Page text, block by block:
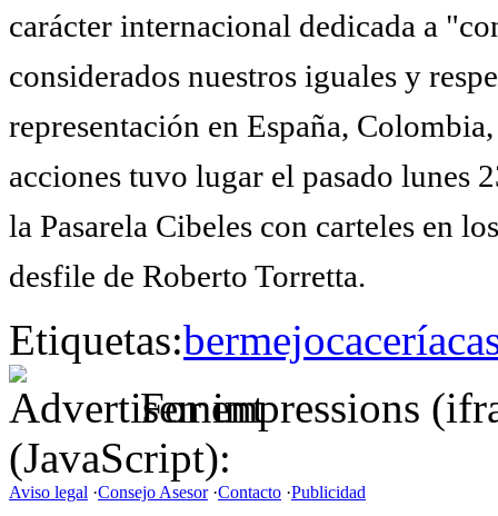
carácter internacional dedicada a
considerados nuestros iguales y
representación en España,
acciones tuvo lugar el pasado lunes
la Pasarela Cibeles con carteles en
desfile de Roberto Torretta.
Etiquetas:bermejocacería
For impressions
(JavaScript):
Aviso legal ·Consejo Asesor·Contacto ·Publicidad